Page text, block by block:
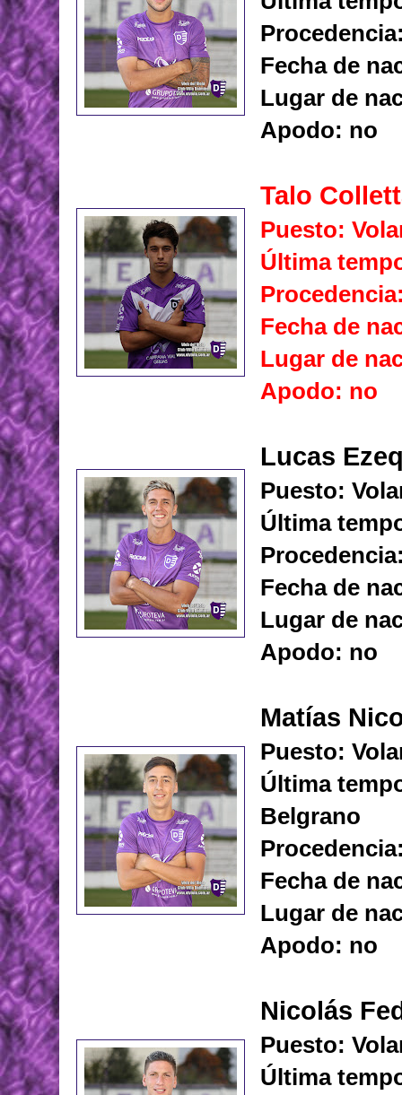
Fecha de
Lugar de
Apodo: no
Talo
Puesto:
Última
Fecha de
Lugar de
Apodo: no
Lucas
Puesto:
Última
Fecha de
Lugar de
Apodo: no
Matías
Puesto:
Última
Belgrano
Fecha de
Lugar de
Apodo: no
Nicolás
Puesto:
Última